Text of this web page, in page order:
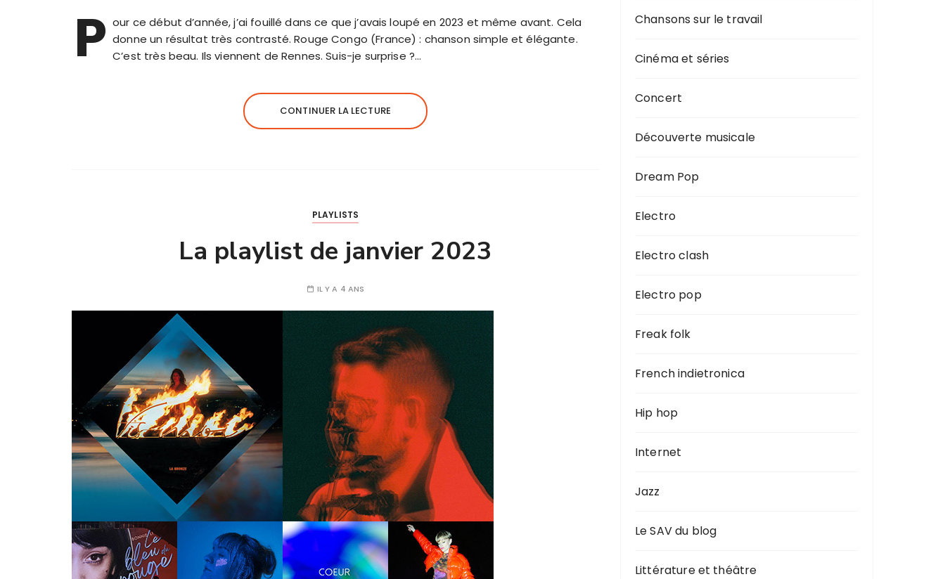
P our ce début d’année, j’ai fouillé dans ce que j’avais loupé en 2023 et même avant. Cela
donne un résultat très contrasté. Rouge Congo (France) : chanson simple et élégante.
C’est très beau. Ils viennent de Rennes. Suis-je surprise ?…
CONTINUER LA LECTURE
PLAYLISTS
La playlist de janvier 2023
IL Y A 4 ANS
Chansons sur le travail
Cinéma et séries
Concert
Découverte musicale
Dream Pop
Electro
Electro clash
Electro pop
Freak folk
French indietronica
Hip hop
Internet
Jazz
Le SAV du blog
Littérature et théâtre